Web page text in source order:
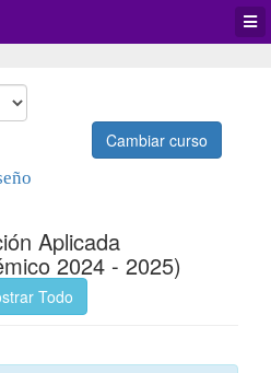
Cambiar curso
Aplicada
2024 - 2025)
Todo